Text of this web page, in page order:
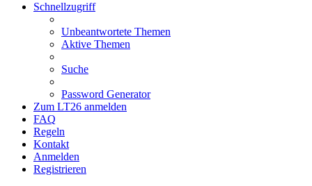
Schnellzugriff
Unbeantwortete Themen
Aktive Themen
Suche
Password Generator
Zum LT26 anmelden
FAQ
Regeln
Kontakt
Anmelden
Registrieren